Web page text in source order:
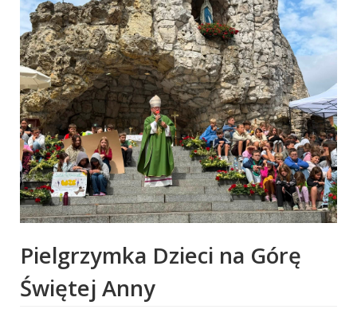
Pielgrzymka Dzieci na Górę
Świętej Anny